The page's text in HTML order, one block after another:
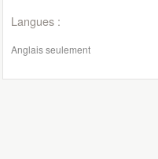
Langues :
Anglais seulement